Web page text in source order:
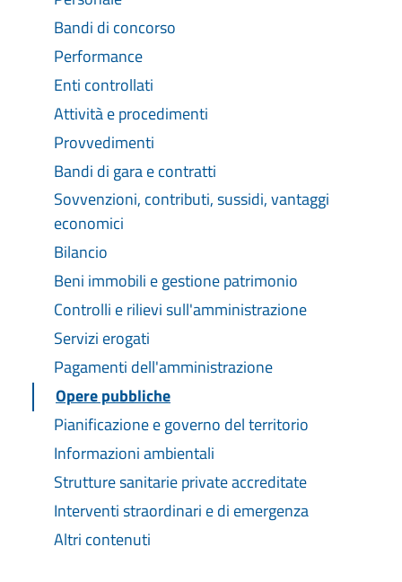
Bandi di concorso
Performance
Enti controllati
Attività e procedimenti
Provvedimenti
Bandi di gara e contratti
Sovvenzioni, contributi, sussidi, vantaggi
economici
Bilancio
Beni immobili e gestione patrimonio
Controlli e rilievi sull'amministrazione
Servizi erogati
Pagamenti dell'amministrazione
Opere pubbliche
Pianificazione e governo del territorio
Informazioni ambientali
Strutture sanitarie private accreditate
Interventi straordinari e di emergenza
Altri contenuti